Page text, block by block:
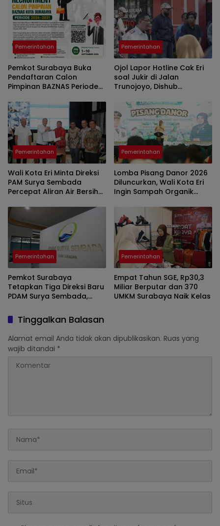
Pemerintahan
Pemkot Surabaya Buka
Pendaftaran Calon
Pimpinan BAZNAS Periode
Berintegritas
Pemerintahan
Ojol Lapor Hotline Cak Eri
soal Jukir di Jalan
Trunojoyo, Dishub
Pemerintahan
Wali Kota Eri Minta Direksi
PAM Surya Sembada
Percepat Aliran Air Bersih
Pemerintahan
Lomba Pisang Danor 2026
Diluncurkan, Wali Kota Eri
Ingin Sampah Organik
Pemerintahan
Pemkot Surabaya
Tetapkan Tiga Direksi Baru
PDAM Surya Sembada,
dan Kinerja
Pemerintahan
Empat Tahun SGE, Rp30,3
Miliar Berputar dan 370
UMKM Surabaya Naik Kelas
Tinggalkan Balasan
Alamat email Anda tidak akan dipublikasikan. Ruas yang
wajib ditandai *